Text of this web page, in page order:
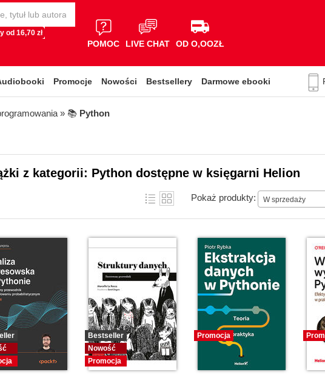
od 16,70 zł
POMOC LIVE CHAT OD O,OOZŁ
Promocje Nowości Bestsellery Darmowe ebooki
» 📚 Python
z kategorii: Python dostępne w księgarni Helion
Pokaż produkty: W sprzedaży
Bestseller
Nowość
Promocja
Promocja